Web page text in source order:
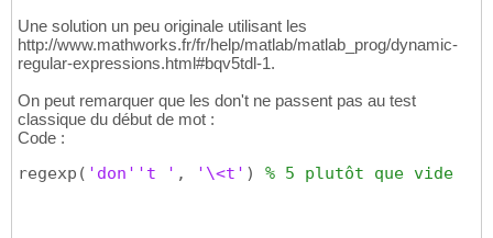
Une solution un peu originale utilisant les
http://www.mathworks.fr/fr/help/matlab/matlab_prog/dynamic-
regular-expressions.html#bqv5tdl-1.
On peut remarquer que les don't ne passent pas au test
classique du début de mot :
Code :
regexp ( 'don' 't ' , '\<t' ) % 5 plutôt que vide